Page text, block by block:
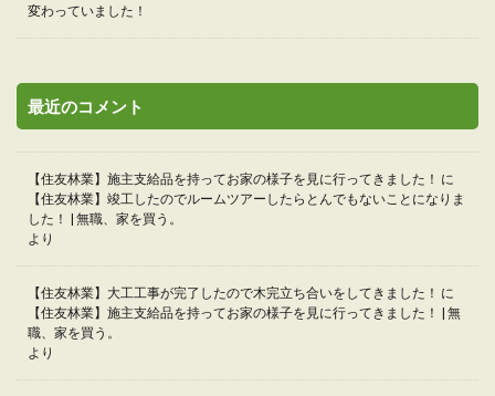
変わっていました！
最近のコメント
【住友林業】施主支給品を持ってお家の様子を見に行ってきました！ に
【住友林業】竣工したのでルームツアーしたらとんでもないことになりま
した！ | 無職、家を買う。
より
【住友林業】大工工事が完了したので木完立ち合いをしてきました！ に
【住友林業】施主支給品を持ってお家の様子を見に行ってきました！ | 無
職、家を買う。
より